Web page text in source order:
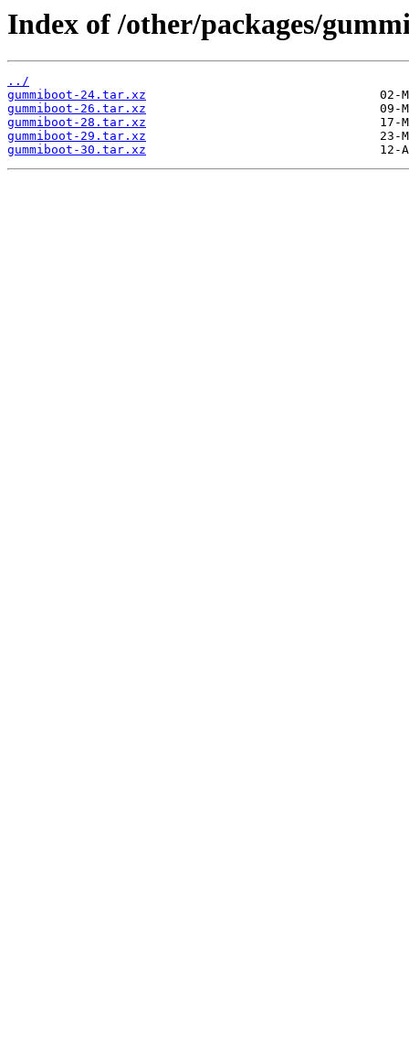
Index of /other/packages/
../
gummiboot-24.tar.xz
gummiboot-26.tar.xz
gummiboot-28.tar.xz
gummiboot-29.tar.xz
gummiboot-30.tar.xz